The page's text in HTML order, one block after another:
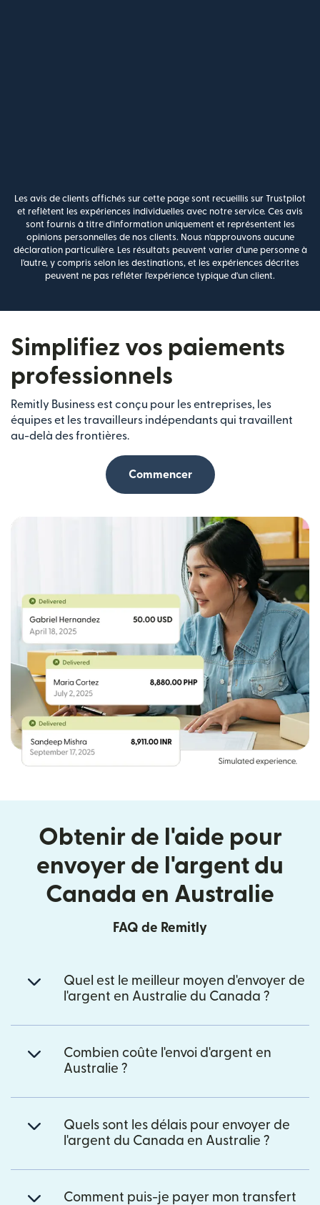
Les avis de clients affichés sur cette page sont recueillis sur Trustpilot
et reflètent les expériences individuelles avec notre service. Ces avis
sont fournis à titre d'information uniquement et représentent les
opinions personnelles de nos clients. Nous n'approuvons aucune
déclaration particulière. Les résultats peuvent varier d'une personne à
l'autre, y compris selon les destinations, et les expériences décrites
peuvent ne pas refléter l'expérience typique d'un client.
Simplifiez vos paiements
professionnels
Remitly Business est conçu pour les entreprises, les
équipes et les travailleurs indépendants qui travaillent
au-delà des frontières.
Commencer
Obtenir de l'aide pour
envoyer de l'argent du
Canada en Australie
FAQ de Remitly
Quel est le meilleur moyen d'envoyer de
l'argent en Australie du Canada ?
Combien coûte l'envoi d'argent en
Australie ?
Quels sont les délais pour envoyer de
l'argent du Canada en Australie ?
Comment puis-je payer mon transfert